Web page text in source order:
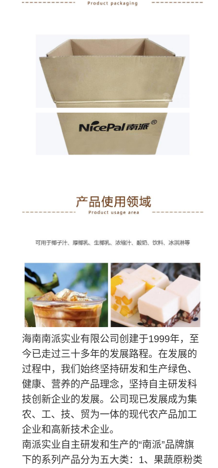
海南南派实业有限公司创建于1999年，至
今已走过三十多年的发展路程。在发展的
过程中，我们始终坚持研发和生产绿色、
健康、营养的产品理念，坚持自主研发科
技创新企业的发展。公司现已发展成为集
农、工、技、贸为一体的现代农产品加工
企业和高新技术企业。
南派实业自主研发和生产的“南派”品牌旗
下的系列产品分为五大类：1、果蔬原粉类